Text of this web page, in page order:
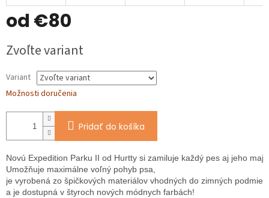
od €80
cena:
Zvoľte variant
Variant
Možnosti doručenia
Pridať do košíka
Novú Expedition Parku II od Hurtty si zamiluje každý pes aj jeho
Umožňuje maximálne voľný pohyb psa,
je vyrobená zo špičkových materiálov vhodných do zimných
a je dostupná v štyroch nových módnych farbách!